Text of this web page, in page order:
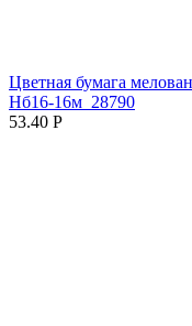
Цветная бумага
Нб16-16м_28790
53.40 Р